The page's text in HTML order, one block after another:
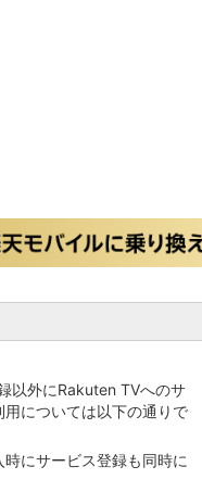
以外にRakuten TVへのサ
については以下の通りで
にサービス登録も同時に